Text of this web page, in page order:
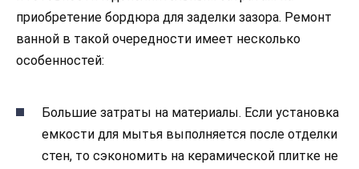
приобретение бордюра для заделки зазора. Ремонт
ванной в такой очередности имеет несколько
особенностей:
Большие затраты на материалы. Если установка
емкости для мытья выполняется после отделки
стен, то сэкономить на керамической плитке не